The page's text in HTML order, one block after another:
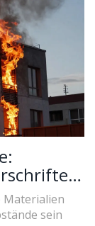
Materialien
sein